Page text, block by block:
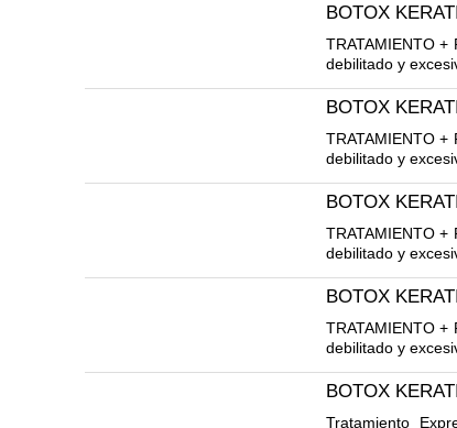
BOTOX
TRATAMIENTO
debilitado y
BOTOX
TRATAMIENTO
debilitado y
BOTOX
TRATAMIENTO
debilitado y
BOTOX
TRATAMIENTO
debilitado y
BOTOX
Tratamiento